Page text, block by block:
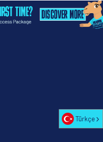
Türkçe